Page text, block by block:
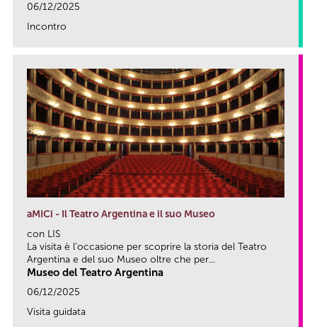
06/12/2025
Incontro
aMICi - Il Teatro Argentina e il suo Museo
con LIS
La visita è l’occasione per scoprire la storia del Teatro
Argentina e del suo Museo oltre che per...
Museo del Teatro Argentina
06/12/2025
Visita guidata